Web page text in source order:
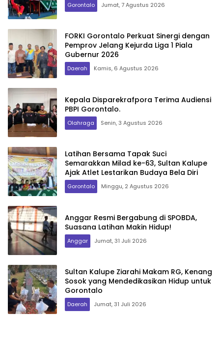
Gorontalo Jumat, 7 Agustus 2026
FORKI Gorontalo Perkuat Sinergi dengan
Pemprov Jelang Kejurda Liga 1 Piala
Gubernur 2026
Daerah Kamis, 6 Agustus 2026
Kepala Disparekrafpora Terima Audiensi
PBPI Gorontalo.
Olahraga Senin, 3 Agustus 2026
Latihan Bersama Tapak Suci
Semarakkan Milad ke-63, Sultan Kalupe
Ajak Atlet Lestarikan Budaya Bela Diri
Gorontalo Minggu, 2 Agustus 2026
Anggar Resmi Bergabung di SPOBDA,
Suasana Latihan Makin Hidup!
Anggar Jumat, 31 Juli 2026
Sultan Kalupe Ziarahi Makam RG, Kenang
Sosok yang Mendedikasikan Hidup untuk
Gorontalo
Daerah Jumat, 31 Juli 2026